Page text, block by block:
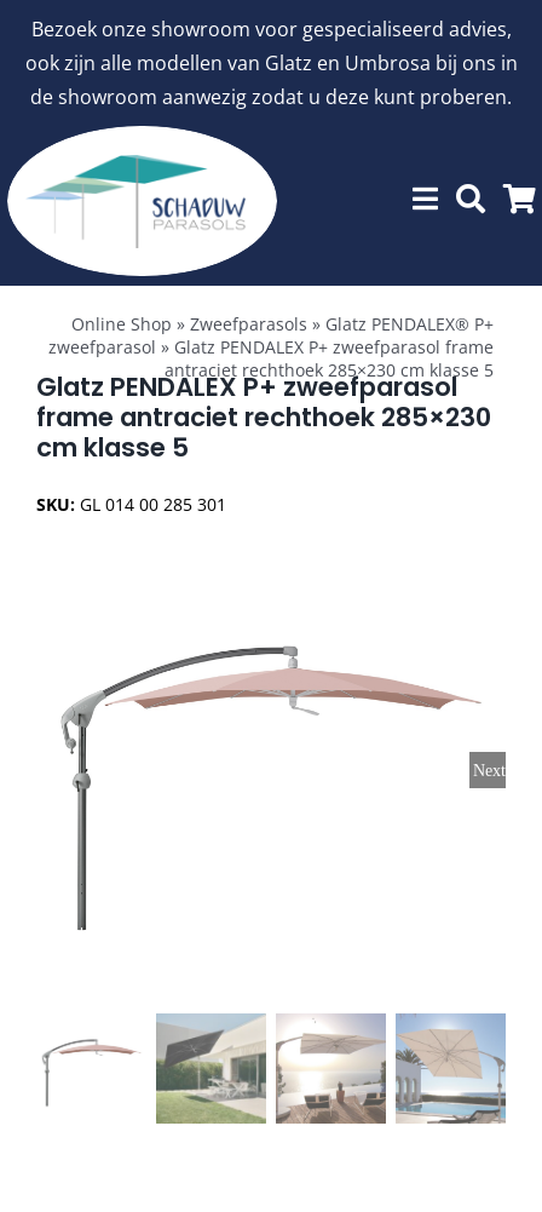
Bezoek onze showroom voor gespecialiseerd advies,
ook zijn alle modellen van Glatz en Umbrosa bij ons in
de showroom aanwezig zodat u deze kunt proberen.
inhoud
Toggle
Navigation
aanbiedingen
Stokparasols
Muurparasols
Schaduwdoeken
Balkonklemmen
Beschermhoezen
Online Shop » Zweefparasols » Glatz PENDALEX® P+
zweefparasol » Glatz PENDALEX P+ zweefparasol frame
antraciet rechthoek 285×230 cm klasse 5
Glatz PENDALEX P+ zweefparasol
frame antraciet rechthoek 285×230
cm klasse 5
SKU: GL 014 00 285 301
Next